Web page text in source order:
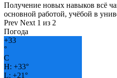
Получение новых навыков всё
основной работой, учёбой в
Prev Next 1 из 2
Погода
+33
°
C
H: +33°
L: +21°